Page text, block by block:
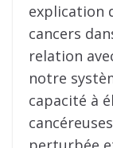
explication
cancers
relation
notre
capacité à